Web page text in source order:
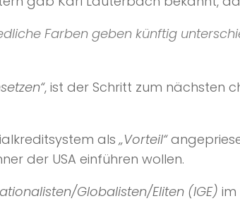
Farben geben künftig
, ist der Schritt zum nächsten
als „Vorteil“
der USA einführen wollen.
Globalisten/Eliten (IGE) im